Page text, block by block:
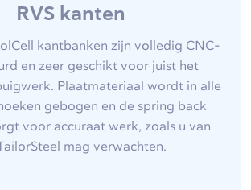
RVS kanten
kantbanken zijn volledig CNC-
en zeer geschikt voor juist het
Plaatmateriaal wordt in alle
gebogen en de spring back
voor accuraat werk, zoals u van
mag verwachten.